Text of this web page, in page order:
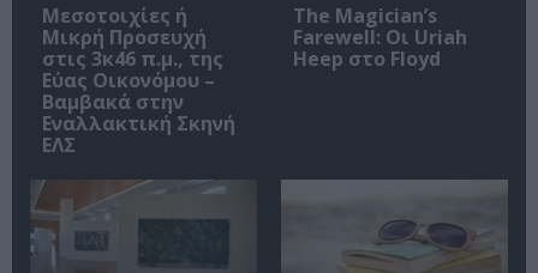
Μεσοτοιχίες ή
Μικρή Προσευχή
στις 3κ46 π.μ., της
Εύας Οικονόμου –
Βαμβακά στην
Εναλλακτική Σκηνή
ΕΛΣ
The Magician’s
Farewell: Οι Uriah
Heep στο Floyd